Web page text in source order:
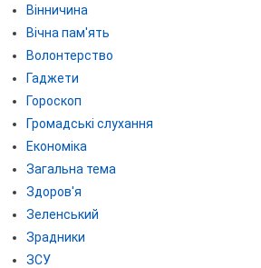
Вінничина
Вічна пам'ять
Волонтерство
Гаджети
Гороскоп
Громадські слухання
Економіка
Загальна тема
Здоров'я
Зеленський
Зрадники
ЗСУ